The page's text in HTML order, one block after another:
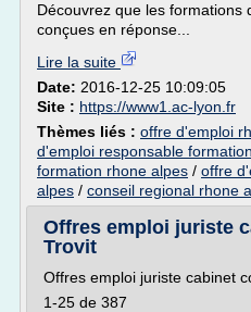
Découvrez que les formations
conçues en réponse...
Lire la suite
Date: 2016-12-25 10:09:05
Site : https://www1.ac-lyon.fr
Thèmes liés : offre d'emploi
d'emploi responsable
formation rhone alpes / offre
alpes / conseil regional rhone
Offres emploi juriste
Trovit
Offres emploi juriste cabinet
1-25 de 387